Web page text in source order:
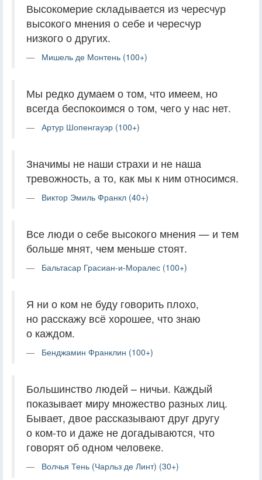
Высокомерие складывается из чересчур
высокого мнения о себе и чересчур
низкого о других.
Мишель де Монтень (100+)
Мы редко думаем о том, что имеем, но
всегда беспокоимся о том, чего у нас нет.
Артур Шопенгауэр (100+)
Значимы не наши страхи и не наша
тревожность, а то, как мы к ним относимся.
Виктор Эмиль Франкл (40+)
Все люди о себе высокого мнения — и тем
больше мнят, чем меньше стоят.
Бальтасар Грасиан-и-Моралес (100+)
Я ни о ком не буду говорить плохо,
но расскажу всё хорошее, что знаю
о каждом.
Бенджамин Франклин (100+)
Большинство людей – ничьи. Каждый
показывает миру множество разных лиц.
Бывает, двое рассказывают друг другу
о ком-то и даже не догадываются, что
говорят об одном человеке.
Волчья Тень (Чарльз де Линт) (30+)